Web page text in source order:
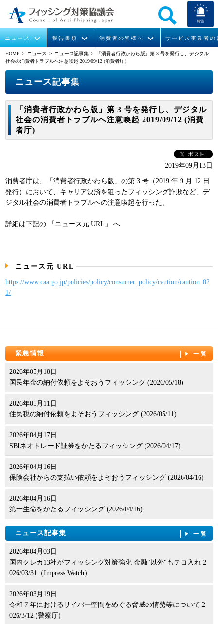
報告
ニュース
イベント
報告書類
月次報告書
消費者の皆様へ
フィッシングの報告
サービス事業者の
STOP. THINK. CONNECT.
運営委員紹介
メンバー
入会案内
パンフレット
HOME > ニュース > ニュース記事集 > 「消費者行政かわら版」第 3 号を発行し、デジタル
社会の消費者トラブルへ注意喚起 2019/09/12 (消費者庁)
ニュース記事集
「消費者行政かわら版」第 3 号を発行し、デジタル
社会の消費者トラブルへ注意喚起 2019/09/12 (消費
者庁)
2019年09月13日
消費者庁は、「消費者行政かわら版」の第 3 号（2019 年 9 月 12 日
発行）において、キャリア決済を狙ったフィッシング詐欺など、デ
ジタル社会の消費者トラブルへの注意喚起を行った。
詳細は下記の 「ニュース元 URL」 へ
ニュース元 URL
https://www.caa.go.jp/policies/policy/consumer_policy/caution/caution_02
1/
緊急情報 一覧
2026年05月18日
国民年金の納付依頼をよそおうフィッシング (2026/05/18)
2026年05月11日
住民税の納付依頼をよそおうフィッシング (2026/05/11)
2026年04月17日
SBIネオトレード証券をかたるフィッシング (2026/04/17)
2026年04月16日
保険会社からの支払い依頼をよそおうフィッシング (2026/04/16)
2026年04月16日
第一生命をかたるフィッシング (2026/04/16)
ニュース記事集 一覧
2026年04月03日
国内クレカ13社がフィッシング対策強化 金融"以外"もテコ入れ 2
026/03/31（Impress Watch）
2026年03月19日
令和７年におけるサイバー空間をめぐる脅威の情勢等について 2
026/3/12 (警察庁)